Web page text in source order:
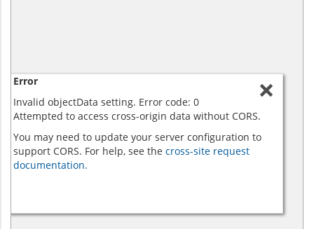
Error
Invalid objectData setting. Error code: 0
Attempted to access cross-origin data without CORS.
You may need to update your server configuration to
support CORS. For help, see the cross-site request
documentation.